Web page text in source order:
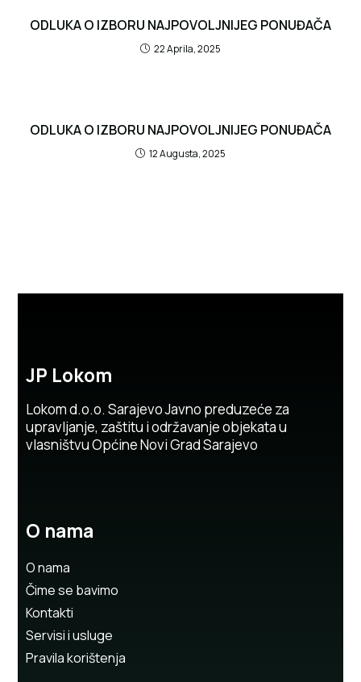
ODLUKA O IZBORU NAJPOVOLJNIJEG PONUĐAČA
22 Aprila, 2025
ODLUKA O IZBORU NAJPOVOLJNIJEG PONUĐAČA
12 Augusta, 2025
JP Lokom
Lokom d.o.o. Sarajevo Javno preduzeće za
upravljanje, zaštitu i održavanje objekata u
vlasništvu Općine Novi Grad Sarajevo
O nama
O nama
Čime se bavimo
Kontakti
Servisi i usluge
Pravila korištenja